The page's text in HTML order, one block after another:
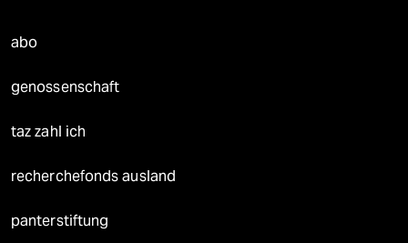
abo
genossenschaft
taz zahl ich
recherchefonds ausland
panterstiftung